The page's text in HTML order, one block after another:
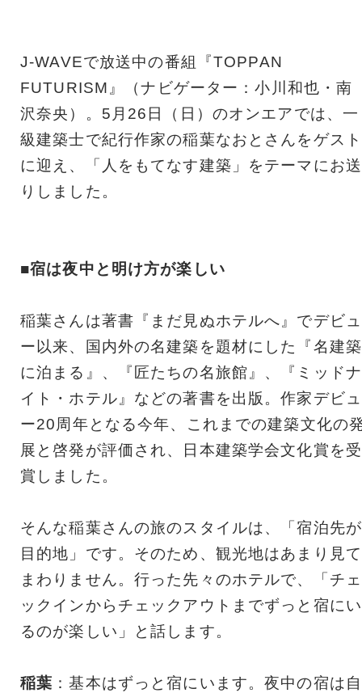
J-WAVEで放送中の番組『TOPPAN
FUTURISM』（ナビゲーター：小川和也・南
沢奈央）。5月26日（日）のオンエアでは、一
級建築士で紀行作家の稲葉なおとさんをゲスト
に迎え、「人をもてなす建築」をテーマにお送
りしました。
■宿は夜中と明け方が楽しい
稲葉さんは著書『まだ見ぬホテルへ』でデビュ
ー以来、国内外の名建築を題材にした『名建築
に泊まる』、『匠たちの名旅館』、『ミッドナ
イト・ホテル』などの著書を出版。作家デビュ
ー20周年となる今年、これまでの建築文化の
展と啓発が評価され、日本建築学会文化賞を受
賞しました。
そんな稲葉さんの旅のスタイルは、「宿泊先が
目的地」です。そのため、観光地はあまり見て
まわりません。行った先々のホテルで、「チェ
ックインからチェックアウトまでずっと宿にい
るのが楽しい」と話します。
稲葉 ：基本はずっと宿にいます。夜中の宿は自